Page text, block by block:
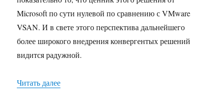
Microsoft по сути нулевой по сравнению с VMware
VSAN. И в свете этого перспектива дальнейшего
более широкого внедрения конвергентых решений
видится радужной.
Читать далее«VSAN — локомотив SDS от VMware»